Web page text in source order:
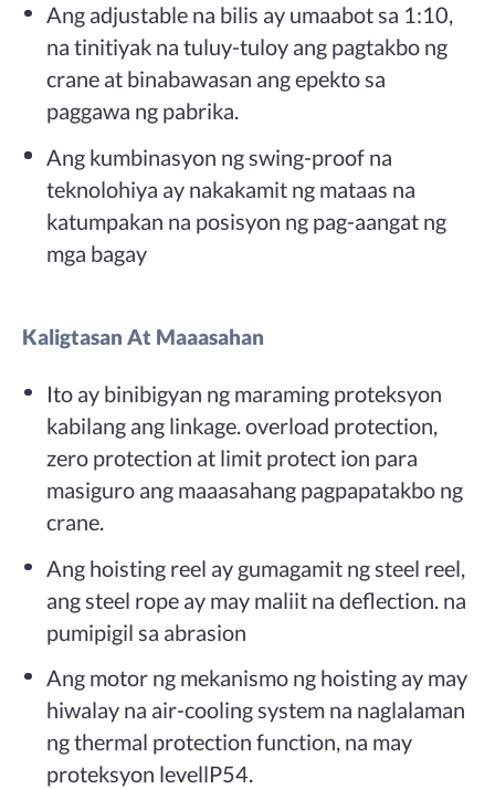
Ang adjustable na bilis ay umaabot sa 1:10,
na tinitiyak na tuluy-tuloy ang pagtakbo ng
crane at binabawasan ang epekto sa
paggawa ng pabrika.
Ang kumbinasyon ng swing-proof na
teknolohiya ay nakakamit ng mataas na
katumpakan na posisyon ng pag-aangat ng
mga bagay
Kaligtasan At Maaasahan
Ito ay binibigyan ng maraming proteksyon
kabilang ang linkage. overload protection,
zero protection at limit protect ion para
masiguro ang maaasahang pagpapatakbo ng
crane.
Ang hoisting reel ay gumagamit ng steel reel,
ang steel rope ay may maliit na deflection. na
pumipigil sa abrasion
Ang motor ng mekanismo ng hoisting ay may
hiwalay na air-cooling system na naglalaman
ng thermal protection function, na may
proteksyon levellP54.